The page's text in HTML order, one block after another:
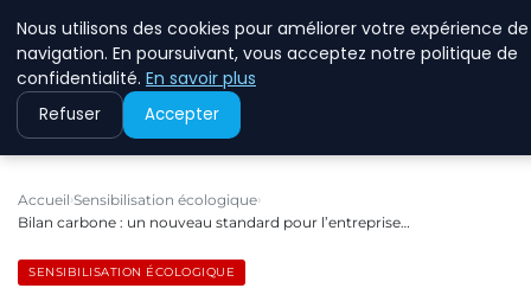
Accueil Sensibilisation écologique
Bilan carbone : un nouveau standard pour l’entreprise…
SENSIBILISATION ÉCOLOGIQUE
Nous utilisons des cookies pour améliorer votre expérience de
navigation. En poursuivant, vous acceptez notre politique de
confidentialité. En savoir plus
Refuser Accepter